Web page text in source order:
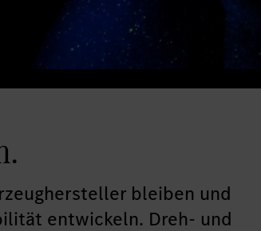
bleiben und
entwickeln. Dreh- und